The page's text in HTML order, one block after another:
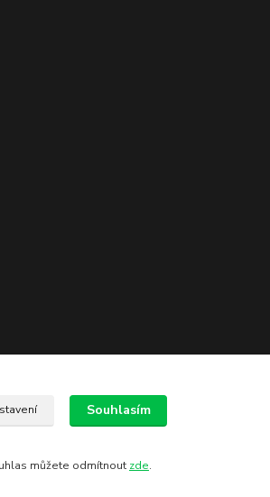
Souhlasím
můžete odmítnout zde.